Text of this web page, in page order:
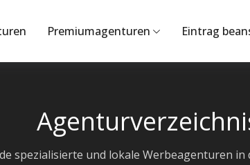
Premiumagenturen Eintrag
spezialisierte und lokale Werbeagenturen in